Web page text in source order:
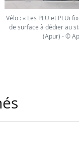
Vélo : « Les PLU et PLUi
de surface à dédier au
(Apur) - ©